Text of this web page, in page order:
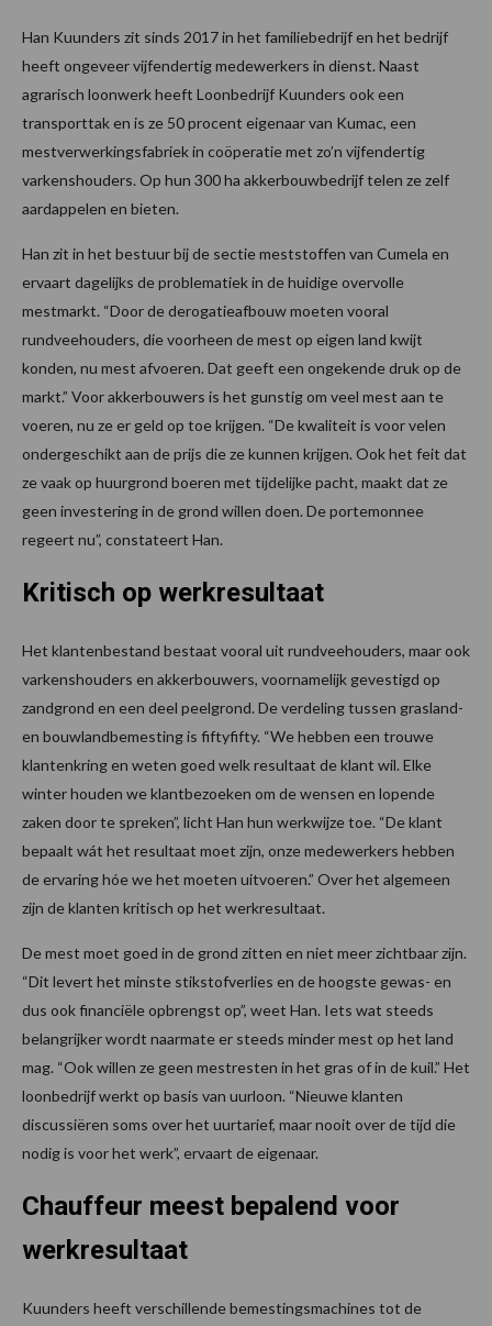
Han Kuunders zit sinds 2017 in het familiebedrijf en het bedrijf
heeft ongeveer vijfendertig medewerkers in dienst. Naast
agrarisch loonwerk heeft Loonbedrijf Kuunders ook een
transporttak en is ze 50 procent eigenaar van Kumac, een
mestverwerkingsfabriek in coöperatie met zo’n vijfendertig
varkenshouders. Op hun 300 ha akkerbouwbedrijf telen ze zelf
aardappelen en bieten.
Han zit in het bestuur bij de sectie meststoffen van Cumela en
ervaart dagelijks de problematiek in de huidige overvolle
mestmarkt. “Door de derogatieafbouw moeten vooral
rundveehouders, die voorheen de mest op eigen land kwijt
konden, nu mest afvoeren. Dat geeft een ongekende druk op de
markt.” Voor akkerbouwers is het gunstig om veel mest aan te
voeren, nu ze er geld op toe krijgen. “De kwaliteit is voor velen
ondergeschikt aan de prijs die ze kunnen krijgen. Ook het feit dat
ze vaak op huurgrond boeren met tijdelijke pacht, maakt dat ze
geen investering in de grond willen doen. De portemonnee
regeert nu”, constateert Han.
Kritisch op werkresultaat
Het klantenbestand bestaat vooral uit rundveehouders, maar ook
varkenshouders en akkerbouwers, voornamelijk gevestigd op
zandgrond en een deel peelgrond. De verdeling tussen grasland-
en bouwlandbemesting is fiftyfifty. “We hebben een trouwe
klantenkring en weten goed welk resultaat de klant wil. Elke
winter houden we klantbezoeken om de wensen en lopende
zaken door te spreken”, licht Han hun werkwijze toe. “De klant
bepaalt wát het resultaat moet zijn, onze medewerkers hebben
de ervaring hóe we het moeten uitvoeren.” Over het algemeen
zijn de klanten kritisch op het werkresultaat.
De mest moet goed in de grond zitten en niet meer zichtbaar zijn.
“Dit levert het minste stikstofverlies en de hoogste gewas- en
dus ook financiële opbrengst op”, weet Han. Iets wat steeds
belangrijker wordt naarmate er steeds minder mest op het land
mag. “Ook willen ze geen mestresten in het gras of in de kuil.” Het
loonbedrijf werkt op basis van uurloon. “Nieuwe klanten
discussiëren soms over het uurtarief, maar nooit over de tijd die
nodig is voor het werk”, ervaart de eigenaar.
Chauffeur meest bepalend voor
werkresultaat
Kuunders heeft verschillende bemestingsmachines tot de